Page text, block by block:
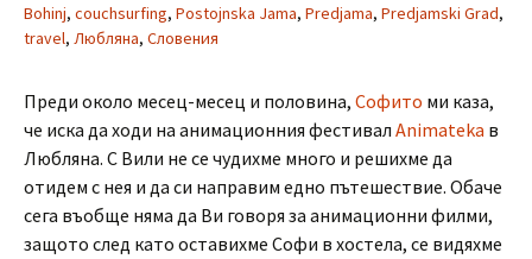
Bohinj, couchsurfing, Postojnska Jama, Predjama, Predjamski Grad,
travel, Любляна, Словения
Преди около месец-месец и половина, Софито ми каза,
че иска да ходи на анимационния фестивал Animateka в
Любляна. С Вили не се чудихме много и решихме да
отидем с нея и да си направим едно пътешествие. Обаче
сега въобще няма да Ви говоря за анимационни филми,
защото след като оставихме Софи в хостела, се видяхме